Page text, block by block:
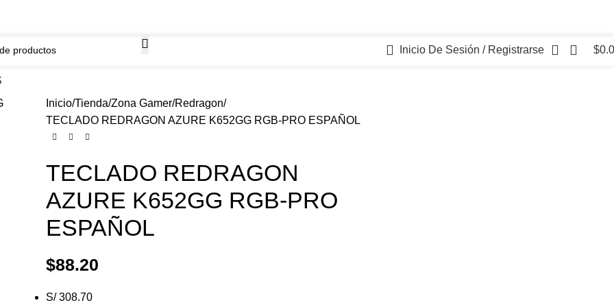
Inicio De Sesión / Registrarse $
Inicio Tienda Zona Gamer Redragon
TECLADO REDRAGON AZURE K652GG RGB-PRO ESPAÑOL
TECLADO REDRAGON
AZURE K652GG RGB-PRO
ESPAÑOL
$88.20
S/ 308.70